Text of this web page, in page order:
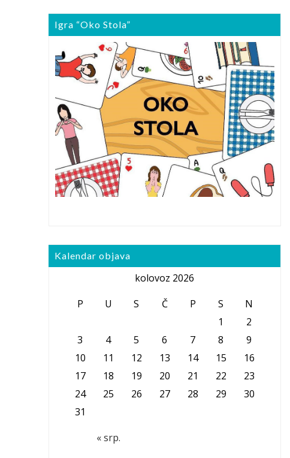
Igra “Oko Stola”
Kalendar objava
kolovoz 2026
P
U S Č P S N
« srp.
1
2
3
4 5 6 7 8
9
10
11 12 13 14 15
16
17
18 19 20 21 22
23
24
25 26 27 28 29
30
31